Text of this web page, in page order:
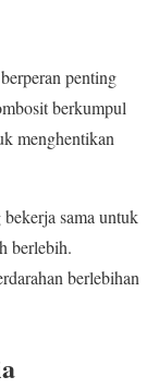
penting
berkumpul
menghentikan
sama untuk
berlebih.
berlebihan